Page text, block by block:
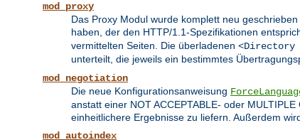
mod_proxy
Das Proxy Modul wurde komplett neu
haben, der den HTTP/1.1-Spezifikationen
vermittelten Seiten. Die überladenen
unterteilt, die jeweils ein bestimmtes
mod_negotiation
Die neue Konfigurationsanweisung
anstatt einer NOT ACCEPTABLE- oder
einheitlichere Ergebnisse zu liefern. Außerdem
mod_autoindex